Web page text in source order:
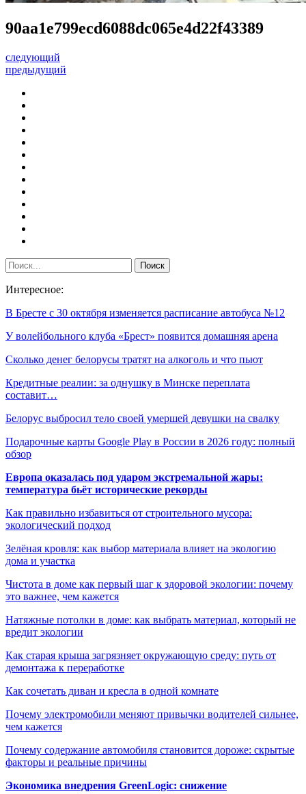
90aa1e799ecd6088dc065e4d22f43389
следующий
предыдущий
Интересное:
В Бресте с 30 октября изменяется расписание автобуса №12
У волейбольного клуба «Брест» появится домашняя арена
Сколько денег белорусы тратят на алкоголь и что пьют
Кредитные реалии: за однушку в Минске переплата
составит…
Белорус выбросил тело своей умершей девушки на свалку
Подарочные карты Google Play в России в 2026 году: полный
обзор
Европа оказалась под ударом экстремальной жары:
температура бьёт исторические рекорды
Как правильно избавиться от строительного мусора:
экологический подход
Зелёная кровля: как выбор материала влияет на экологию
дома и участка
Чистота в доме как первый шаг к здоровой экологии: почему
это важнее, чем кажется
Натяжные потолки в доме: как выбрать материал, который не
вредит экологии
Как старая крыша загрязняет окружающую среду: путь от
демонтажа к переработке
Как сочетать диван и кресла в одной комнате
Почему электромобили меняют привычки водителей сильнее,
чем кажется
Почему содержание автомобиля становится дороже: скрытые
факторы и реальные причины
Экономика внедрения GreenLogic: снижение